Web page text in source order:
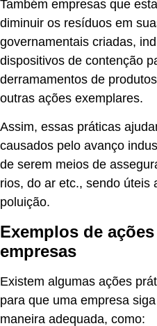
Também empresas que
diminuir os resíduos em
governamentais criadas,
dispositivos de contenção
derramamentos de
outras ações exemplares.
Assim, essas práticas
causados pelo avanço
de serem meios de
rios, do ar etc., sendo úteis
poluição.
Exemplos de
empresas
Existem algumas ações
para que uma empresa
maneira adequada, como: